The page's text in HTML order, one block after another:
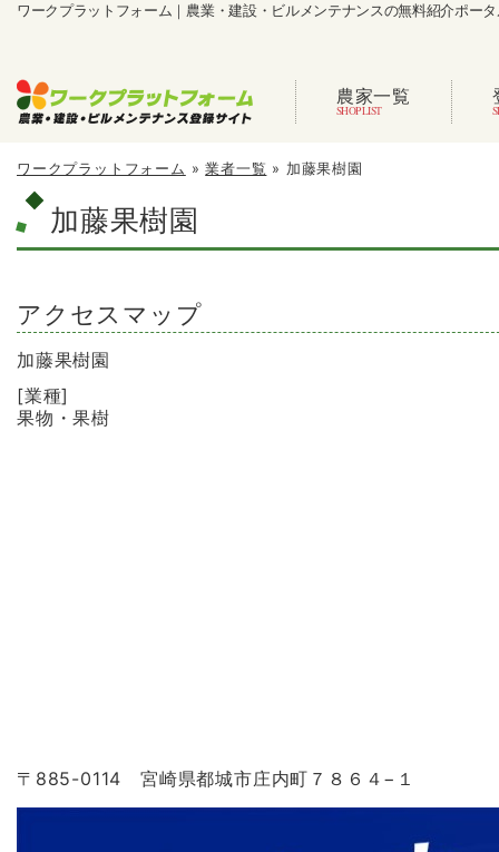
ワークプラットフォーム｜農業・建設・ビルメンテナンスの無料紹介ポー
農家一覧
ワークプラットフォーム »業者一覧 » 加藤果樹園
加藤果樹園
アクセスマップ
加藤果樹園
[業種]
果物・果樹
〒885-0114 宮崎県都城市庄内町７８６４−１